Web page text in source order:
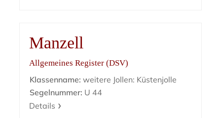
Manzell
Allgemeines Register (DSV)
Klassenname: weitere Jollen: Küstenjolle
Segelnummer: U 44
Details